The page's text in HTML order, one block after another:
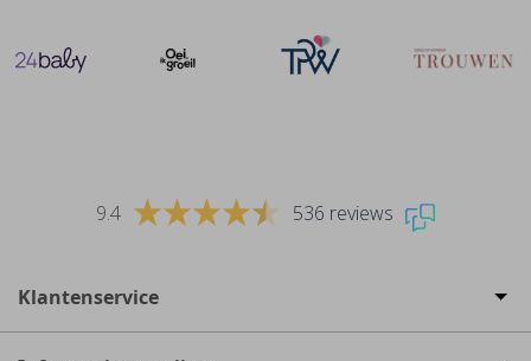
9.4 536 reviews
Klantenservice